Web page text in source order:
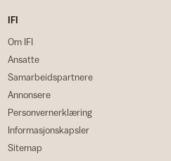
IFI
Om IFI
Ansatte
Samarbeidspartnere
Annonsere
Personvernerklæring
Informasjonskapsler
Sitemap